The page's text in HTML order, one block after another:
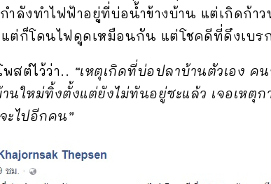
ลังทำไฟฟ้าอยู่ที่บ่อน้ำข้างบ้าน แต่เกิดก้า
ต่ก็โดนไฟดูดเหมือนกัน แต่โชคดีที่ดึงเบร
สต์ไว้ว่า.. “เหตุเกิดที่บ่อปลาบ้านตัวเอง ค
นใหม่ทิ้งตั้งแต่ยังไม่ทันอยู่ซะแล้ว เจอเห
ะไปอีกคน”